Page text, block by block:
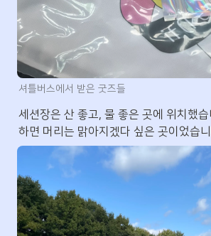
셔틀버스에서 받은 굿즈들
세션장은 산 좋고, 물 좋은 곳에 위치했
하면 머리는 맑아지겠다 싶은 곳이었습